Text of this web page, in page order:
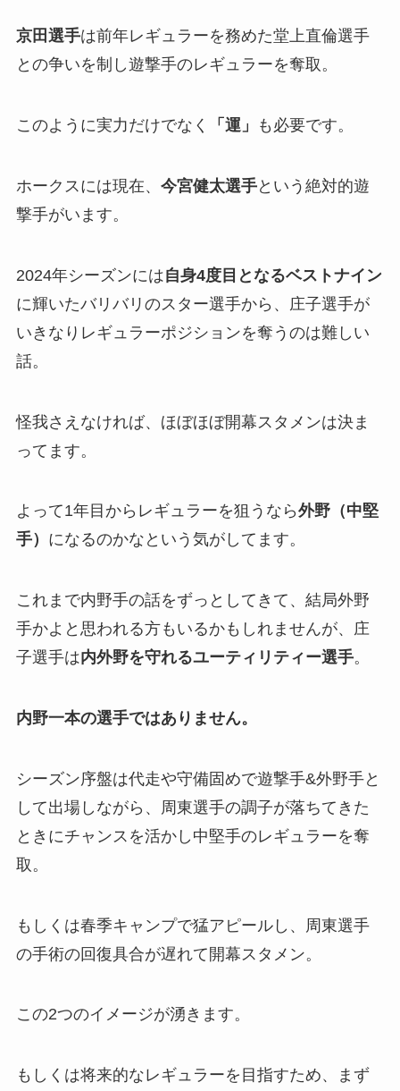
京田選手は前年レギュラーを務めた堂上直倫選手
との争いを制し遊撃手のレギュラーを奪取。
このように実力だけでなく 「運」 も必要です。
ホークスには現在、 今宮健太選手という絶対的遊
撃手がいます。
2024年シーズンには自身4度目となるベストナイン
に輝いたバリバリのスター選手から、庄子選手が
いきなりレギュラーポジションを奪うのは難しい
話。
怪我さえなければ、ほぼほぼ開幕スタメンは決ま
ってます。
よって1年目からレギュラーを狙うなら外野（中堅
手） になるのかなという気がしてます。
これまで内野手の話をずっとしてきて、結局外野
手かよと思われる方もいるかもしれませんが、庄
子選手は内外野を守れるユーティリティー選手。
内野一本の選手ではありません。
シーズン序盤は代走や守備固めで遊撃手&外野手と
して出場しながら、周東選手の調子が落ちてきた
ときにチャンスを活かし中堅手のレギュラーを奪
取。
もしくは春季キャンプで猛アピールし、周東選手
の手術の回復具合が遅れて開幕スタメン。
この2つのイメージが湧きます。
もしくは将来的なレギュラーを目指すため、まず